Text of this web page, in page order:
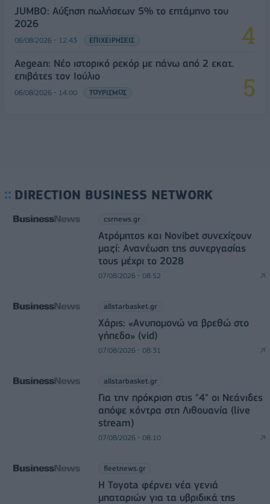
JUMBO: Αύξηση πωλήσεων 5% το επτάμηνο του
2026
06/08/2026 - 12:43 ΕΠΙΧΕΙΡΗΣΕΙΣ
Aegean: Νέο ιστορικό ρεκόρ με πάνω από 2 εκατ.
επιβάτες τον Ιούλιο
06/08/2026 - 14:00 ΤΟΥΡΙΣΜΟΣ
DIRECTION BUSINESS NETWORK
csrnews.gr
Ατρόμητος και Novibet συνεχίζουν
μαζί: Ανανέωση της συνεργασίας
τους μέχρι το 2028
07/08/2026 - 08:52
allstarbasket.gr
Χάρις: «Ανυπομονώ να βρεθώ στο
γήπεδο» (vid)
07/08/2026 - 08:31
allstarbasket.gr
Για την πρόκριση στις "4" οι Νεάνιδες
απόψε κόντρα στη Λιθουανία (live
stream)
07/08/2026 - 08:10
fleetnews.gr
Η Toyota φέρνει νέα γενιά
μπαταριών για τα υβριδικά της